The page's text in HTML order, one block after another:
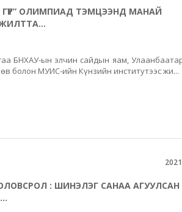
ОЛИМПИАД ТЭМЦЭЭНД МАНАЙ
БНХАУ-ын элчин сайдын яам,
болон МУИС-ийн Күнзийн институтээс жи...
: ШИНЭЛЭГ САНАА АГУУЛСАН